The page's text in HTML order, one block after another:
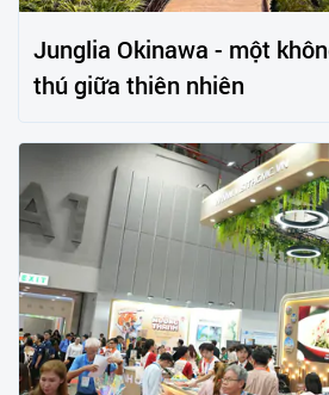
Junglia Okinawa - một
thú giữa thiên nhiên